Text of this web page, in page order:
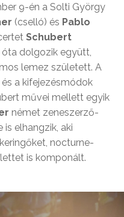
9-én a Solti György
(cselló) és Pablo
Schubert
dolgozik együtt,
lemez született. A
a kifejezésmódok
művei mellett egyik
német zeneszerző-
elhangzik, aki
nocturne-
is komponált.